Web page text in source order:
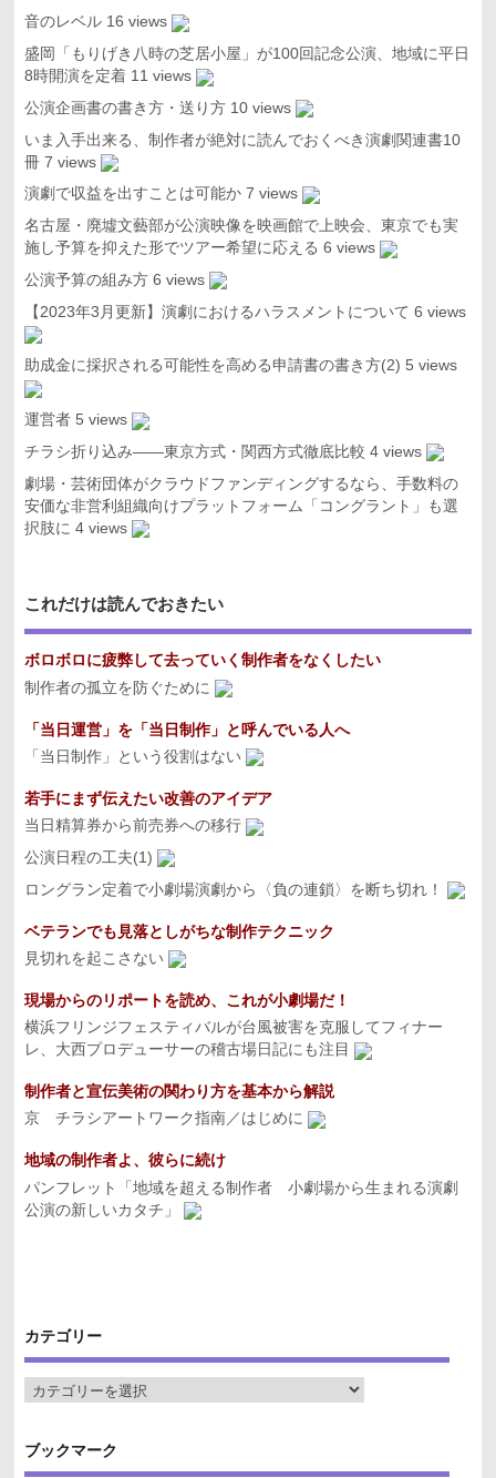
音のレベル 16 views
盛岡「もりげき八時の芝居小屋」が100回記念公演、地域に平日
8時開演を定着 11 views
公演企画書の書き方・送り方 10 views
いま入手出来る、制作者が絶対に読んでおくべき演劇関連書10
冊 7 views
演劇で収益を出すことは可能か 7 views
名古屋・廃墟文藝部が公演映像を映画館で上映会、東京でも実
施し予算を抑えた形でツアー希望に応える 6 views
公演予算の組み方 6 views
【2023年3月更新】演劇におけるハラスメントについて 6 views
助成金に採択される可能性を高める申請書の書き方(2) 5 views
運営者 5 views
チラシ折り込み――東京方式・関西方式徹底比較 4 views
劇場・芸術団体がクラウドファンディングするなら、手数料の
安価な非営利組織向けプラットフォーム「コングラント」も選
択肢に 4 views
これだけは読んでおきたい
ボロボロに疲弊して去っていく制作者をなくしたい
制作者の孤立を防ぐために
「当日運営」を「当日制作」と呼んでいる人へ
「当日制作」という役割はない
若手にまず伝えたい改善のアイデア
当日精算券から前売券への移行
公演日程の工夫(1)
ロングラン定着で小劇場演劇から〈負の連鎖〉を断ち切れ！
ベテランでも見落としがちな制作テクニック
見切れを起こさない
現場からのリポートを読め、これが小劇場だ！
横浜フリンジフェスティバルが台風被害を克服してフィナー
レ、大西プロデューサーの稽古場日記にも注目
制作者と宣伝美術の関わり方を基本から解説
京 チラシアートワーク指南／はじめに
地域の制作者よ、彼らに続け
パンフレット「地域を超える制作者 小劇場から生まれる演劇
公演の新しいカタチ」
カテゴリー
ブックマーク